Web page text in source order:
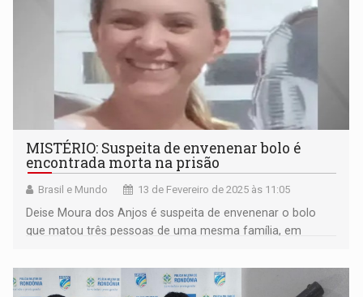
MISTÉRIO: Suspeita de envenenar bolo é
encontrada morta na prisão
Brasil e Mundo 13 de Fevereiro de 2025 às 11:05
Deise Moura dos Anjos é suspeita de envenenar o bolo
que matou três pessoas de uma mesma família, em